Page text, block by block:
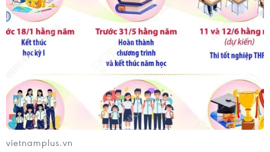
vietnamplus.vn